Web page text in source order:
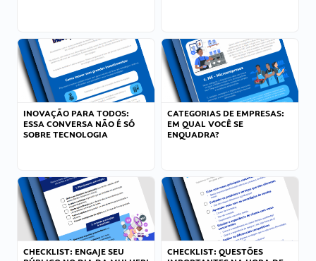
INOVAÇÃO PARA TODOS:
ESSA CONVERSA NÃO É SÓ
SOBRE TECNOLOGIA
CATEGORIAS DE EMPRESAS:
EM QUAL VOCÊ SE
ENQUADRA?
CHECKLIST: ENGAJE SEU
CHECKLIST: QUESTÕES